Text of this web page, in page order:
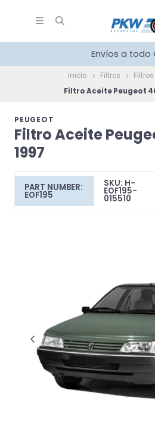
Envíos a todo
Inicio Filtros
Filtro Aceite Peugeot
PEUGEOT
Filtro Aceite
1997
PART NUMBER:
EOF195
SKU: H-
EOF195-
015510